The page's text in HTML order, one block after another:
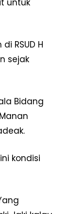
untuk
RSUD H
sejak
Bidang
kondisi